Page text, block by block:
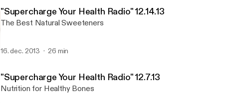
"Supercharge Your Health Radio" 12.14.13
The Best Natural Sweeteners
16. dec. 2013 26 min
"Supercharge Your Health Radio" 12.7.13
Nutrition for Healthy Bones